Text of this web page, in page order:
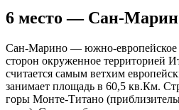
6 место — Сан-
Сан-Марино — южно-европейское
сторон окруженное территорией
считается самым ветхим
занимает площадь в 60,5 кв.Км.
горы Монте-Титано